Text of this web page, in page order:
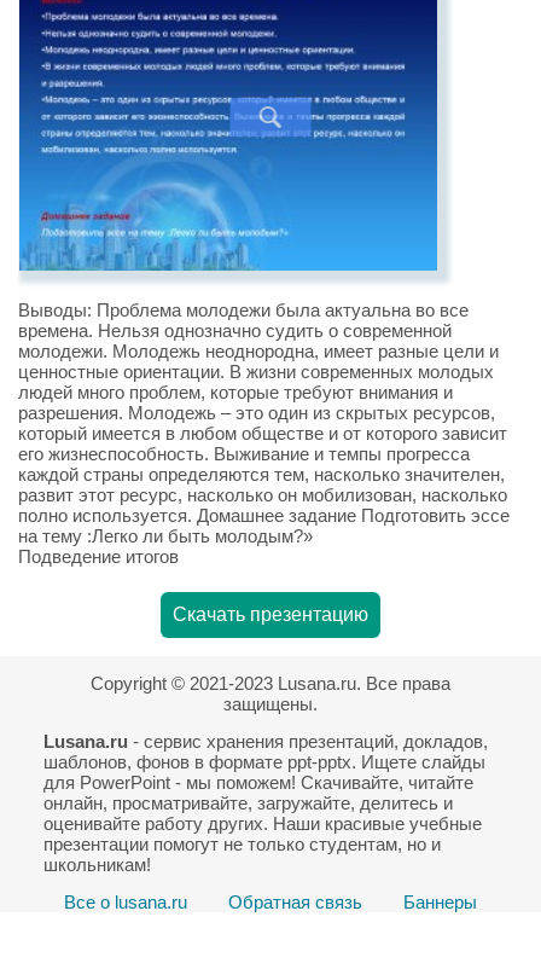
Выводы: Проблема молодежи была актуальна во все
времена. Нельзя однозначно судить о современной
молодежи. Молодежь неоднородна, имеет разные цели и
ценностные ориентации. В жизни современных молодых
людей много проблем, которые требуют внимания и
разрешения. Молодежь – это один из скрытых ресурсов,
который имеется в любом обществе и от которого зависит
его жизнеспособность. Выживание и темпы прогресса
каждой страны определяются тем, насколько значителен,
развит этот ресурс, насколько он мобилизован, насколько
полно используется. Домашнее задание Подготовить эссе
на тему :Легко ли быть молодым?»
Подведение итогов
Скачать презентацию
Copyright © 2021-2023 Lusana.ru. Все права
защищены.
Lusana.ru- сервис хранения презентаций, докладов,
шаблонов, фонов в формате ppt-pptx. Ищете слайды
для PowerPoint - мы поможем! Скачивайте, читайте
онлайн, просматривайте, загружайте, делитесь и
оценивайте работу других. Наши красивые учебные
презентации помогут не только студентам, но и
школьникам!
Все о lusana.ru
Обратная связь Баннеры